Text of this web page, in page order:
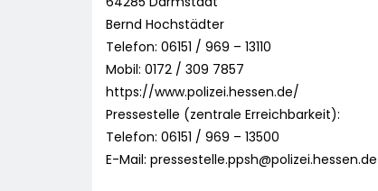
Bernd Hochstädter
Telefon: 06151 / 969 – 13110
Mobil: 0172 / 309 7857
https://www.polizei.hessen.de/
Pressestelle (zentrale Erreichbarkeit):
Telefon: 06151 / 969 – 13500
E-Mail: pressestelle.ppsh@polizei.hessen.de